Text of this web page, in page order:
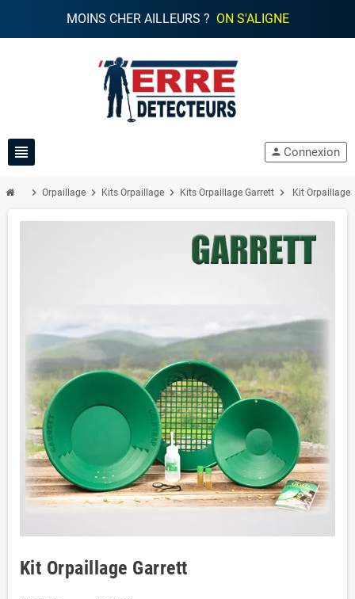
MOINS CHER AILLEURS ? ON S'ALIGNE
view_headline person Connexion
chevron_right Orpaillage chevron_right Kits Orpaillage chevron_right Kits Orpaillage Garrett chevron_right Kit Orpaillage
Kit Orpaillage Garrett